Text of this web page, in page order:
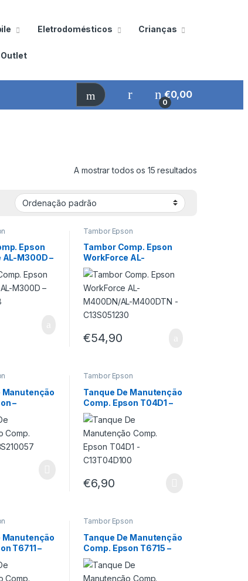
Eletrodomésticos Crianças
Outlet
0
€0,00
A mostrar todos os 15 resultados
Epson
AL-M300D –
Tambor Epson
Tambor Comp. Epson
WorkForce AL-
M400DN/AL-M400DTN
– C13S051230
€54,90
Manutenção
–
Tambor Epson
Tanque De Manutenção
Comp. Epson T04D1 –
C13T04D100
€6,90
Manutenção
T6711 –
Tambor Epson
Tanque De Manutenção
Comp. Epson T6715 –
C13T671500